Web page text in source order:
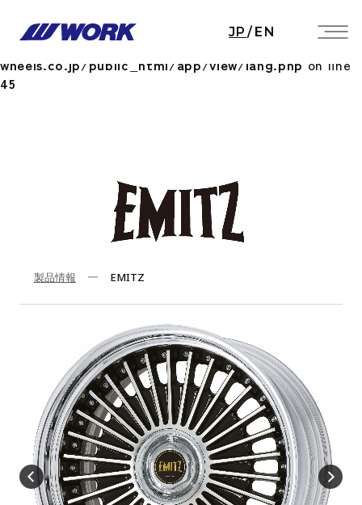
Notice: Undefined index: HTTP_ACCEPT_LANGUAGE
/home/workwheels/work-
wheels.co.jp/public_html/app/view/lang.php on line
45
JP / EN
製品情報 EMITZ